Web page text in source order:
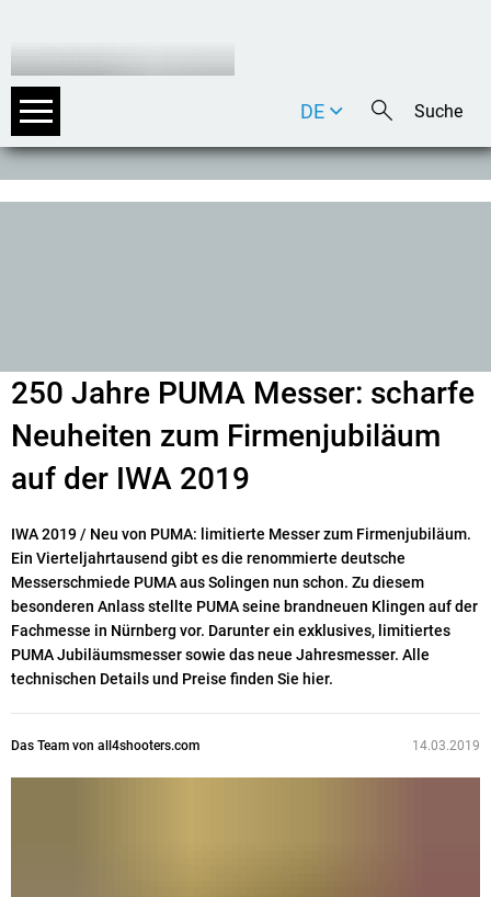
DE
EN
250 Jahre PUMA Messer: scharfe
Neuheiten zum Firmenjubiläum
auf der IWA 2019
IWA 2019 / Neu von PUMA: limitierte Messer zum Firmenjubiläum.
Ein Vierteljahrtausend gibt es die renommierte deutsche
Messerschmiede PUMA aus Solingen nun schon. Zu diesem
besonderen Anlass stellte PUMA seine brandneuen Klingen auf der
Fachmesse in Nürnberg vor. Darunter ein exklusives, limitiertes
PUMA Jubiläumsmesser sowie das neue Jahresmesser. Alle
technischen Details und Preise finden Sie hier.
Das Team von all4shooters.com 14.03.2019